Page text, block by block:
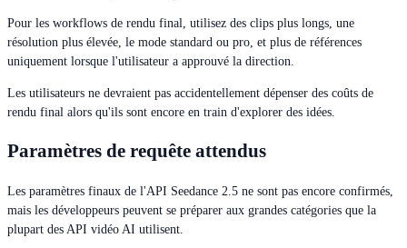
Pour les workflows de rendu final, utilisez des clips plus longs, une
résolution plus élevée, le mode standard ou pro, et plus de références
uniquement lorsque l'utilisateur a approuvé la direction.
Les utilisateurs ne devraient pas accidentellement dépenser des coûts de
rendu final alors qu'ils sont encore en train d'explorer des idées.
Paramètres de requête attendus
Les paramètres finaux de l'API Seedance 2.5 ne sont pas encore confirmés,
mais les développeurs peuvent se préparer aux grandes catégories que la
plupart des API vidéo AI utilisent.